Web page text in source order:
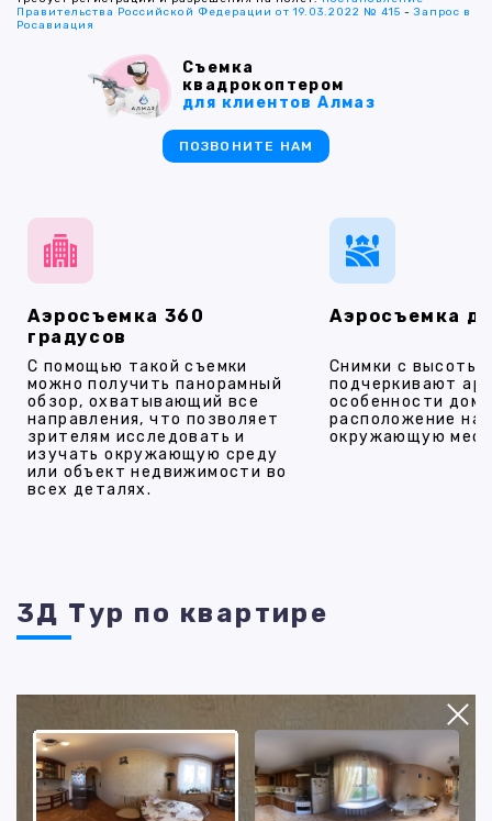
Аэросъемка 360
градусов
С помощью такой съемки
можно получить панорамный
обзор, охватывающий все
направления, что позволяет
зрителям исследовать и
изучать окружающую среду
или объект недвижимости во
всех деталях.
Аэросъемка
Снимки с высоты
подчеркивают
особенности
расположение на
окружающую
Правительства Российской Федерации от 19.03.2022 № 415 -Запрос в
Росавиация
Съемка
квадрокоптером
для клиентов Алмаз
ПОЗВОНИТЕ НАМ
3Д Тур по квартире